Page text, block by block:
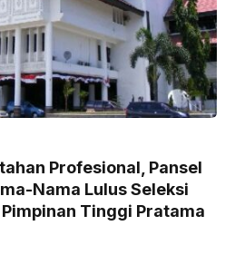
Profesional, Pansel
Nama Lulus Seleksi
Tinggi Pratama